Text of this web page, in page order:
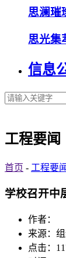
思澜璀
思光集
信息
工程要闻
首页 - 工程要闻
学校召开中
作者：
来源：
点击：